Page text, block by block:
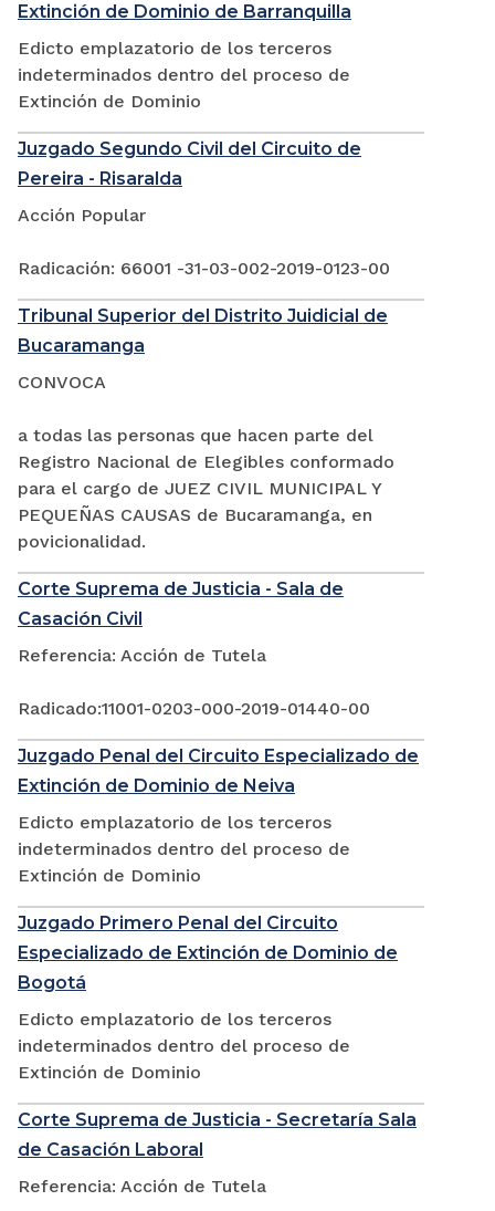
Extinción de Dominio de Barranquilla
Edicto emplazatorio de los terceros
indeterminados dentro del proceso de
Extinción de Dominio
Juzgado Segundo Civil del Circuito de
Pereira - Risaralda
Acción Popular
Radicación: 66001 -31-03-002-2019-0123-00
Tribunal Superior del Distrito Juidicial de
Bucaramanga
CONVOCA
a todas las personas que hacen parte del
Registro Nacional de Elegibles conformado
para el cargo de JUEZ CIVIL MUNICIPAL Y
PEQUEÑAS CAUSAS de Bucaramanga, en
povicionalidad.
Corte Suprema de Justicia - Sala de
Casación Civil
Referencia: Acción de Tutela
Radicado:11001-0203-000-2019-01440-00
Juzgado Penal del Circuito Especializado de
Extinción de Dominio de Neiva
Edicto emplazatorio de los terceros
indeterminados dentro del proceso de
Extinción de Dominio
Juzgado Primero Penal del Circuito
Especializado de Extinción de Dominio de
Bogotá
Edicto emplazatorio de los terceros
indeterminados dentro del proceso de
Extinción de Dominio
Corte Suprema de Justicia - Secretaría Sala
de Casación Laboral
Referencia: Acción de Tutela